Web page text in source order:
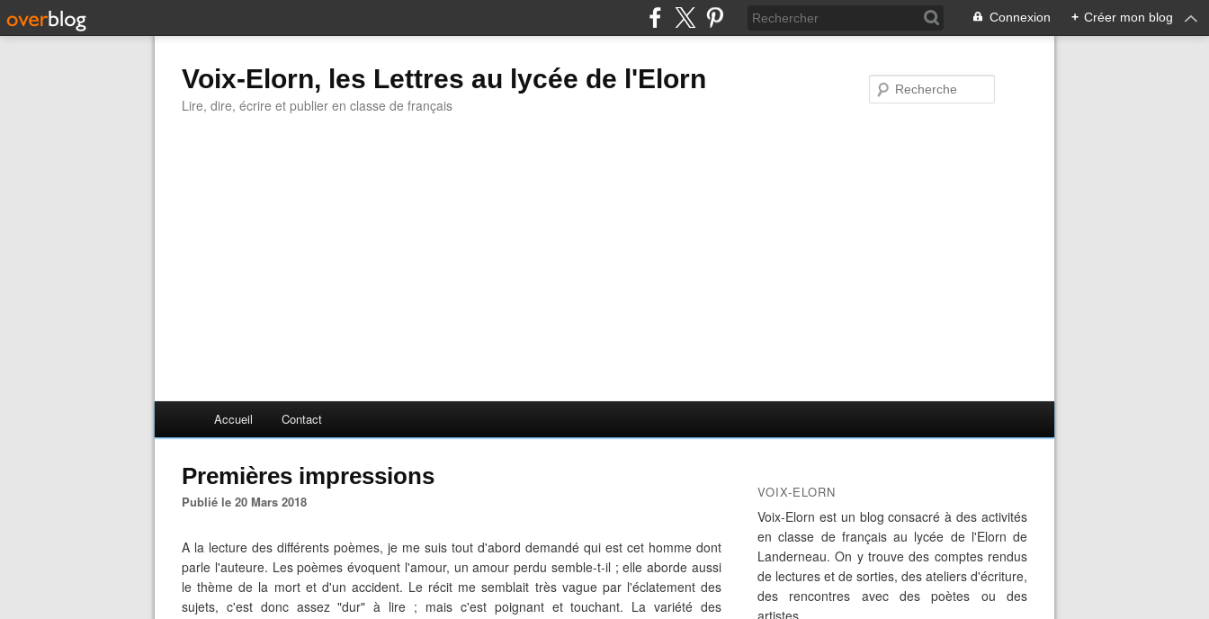
Connexion + Créer mon blog
Voix-Elorn, les Lettres au lycée de l'Elorn
Lire, dire, écrire et publier en classe de français
Accueil Contact
Premières impressions
Publié le 20 Mars 2018
A la lecture des différents poèmes, je me suis tout d'abord demandé qui est cet homme dont
parle l'auteure. Les poèmes évoquent l'amour, un amour perdu semble-t-il ; elle aborde aussi
le thème de la mort et d'un accident. Le récit me semblait très vague par l'éclatement des
sujets, c'est donc assez "dur" à lire ; mais c'est poignant et touchant. La variété des
VOIX-ELORN
Voix-Elorn est un blog consacré à des activités
en classe de français au lycée de l'Elorn de
Landerneau. On y trouve des comptes rendus
de lectures et de sorties, des ateliers d'écriture,
des rencontres avec des poètes ou des
artistes....